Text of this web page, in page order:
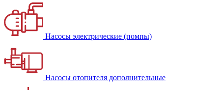
Насосы электрические (помпы)
Насосы отопителя дополнительные